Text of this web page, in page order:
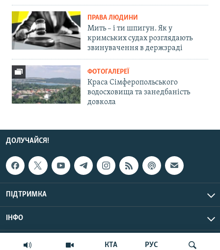
КТА РУС
ПРАВА ЛЮДИНИ
Мить – і ти шпигун. Як у
кримських судах розглядають
звинувачення в держзраді
ФОТОГАЛЕРЕЇ
Краса Сімферопольського
водосховища та занедбаність
довкола
ДОЛУЧАЙСЯ!
ПІДТРИМКА
ІНФО
© Крим.Реалії, 2026 | Усі права застережено.